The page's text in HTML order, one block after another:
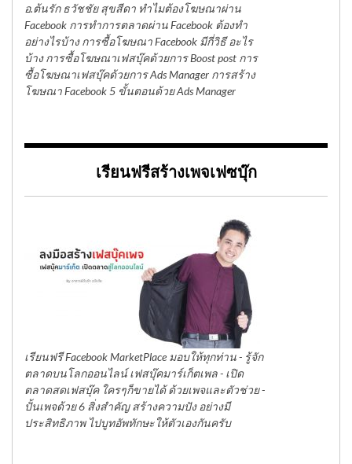
อ.ต้นรัก ธวัชชัย สุขสีดา ทำไมต้องโฆษณาผ่าน
Facebook การทำการตลาดผ่าน Facebook ต้องทำ
อย่างไรบ้าง การซื้อโฆษณา Facebook มีกี่วิธี อะไร
บ้าง การซื้อโฆษณาเฟสบุ๊คด้วยการ Boost post การ
ซื้อโฆษณาเฟสบุ๊คด้วยการ Ads Manager การสร้าง
โฆษณา Facebook 5 ขั้นตอนด้วย Ads Manager
เรียนฟรีสร้างเพจเฟซบุ๊ก
เรียนฟรี Facebook MarketPlace มอบให้ทุกท่าน - รู้จัก
ตลาดบนโลกออนไลน์ เฟสบุ๊คมาร์เก็ตเพล - เปิด
ตลาดสดเฟสบุ๊ค ใครๆก็ขายได้ ด้วยเพจและตัวช่วย -
ปั้นเพจด้วย 6 สิ่งสำคัญ สร้างความปัง อย่างมี
ประสิทธิภาพ ไปบูทอัพทักษะให้ตัวเองกันครับ